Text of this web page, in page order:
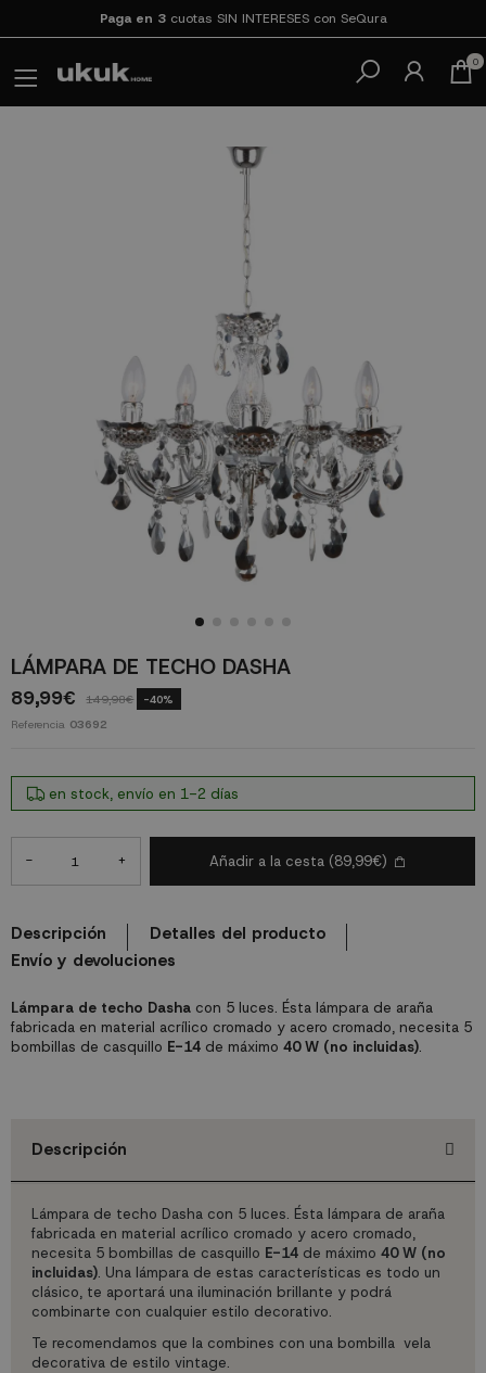
Paga en 3cuotas SIN INTERESES con SeQura
0
LÁMPARA DE TECHO DASHA
89,99€ 149,98€ -40%
Referencia 03692
Lámpara de techo Dashacon 5 luces. Ésta lámpara de araña
fabricada en material acrílico cromado y acero cromado, necesita 5
bombillas de casquillo E-14de máximo 40 W (no incluidas).
en stock, envío en 1-2 días
- + Añadir a la cesta (89,99€)
Descripción
Detalles del producto
Envío y devoluciones
Descripción
Lámpara de techo Dasha con 5 luces. Ésta lámpara de araña
fabricada en material acrílico cromado y acero cromado,
necesita 5 bombillas de casquillo E-14 de máximo40 W (no
incluidas). Una lámpara de estas características es todo un
clásico, te aportará una iluminación brillante y podrá
combinarte con cualquier estilo decorativo.
Te recomendamos que la combines con una bombilla vela
decorativa de estilo vintage.